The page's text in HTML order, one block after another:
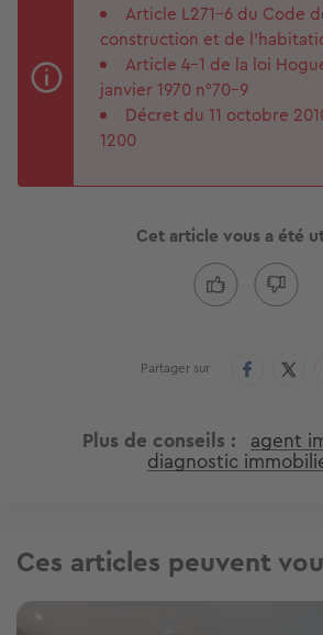
Article L271-6 du Code
construction et de
Article 4-1 de la loi
janvier 1970 n°70-9
Décret du 11 octobre
1200
Cet article vous a été
Partager sur
Plus de conseils agent
diagnostic
Ces articles peuvent
Image